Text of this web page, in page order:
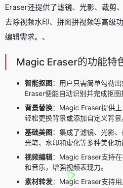
Eraser还提供了滤镜、光影、裁剪
去除视频水印、拼图拼视频等高级
编辑需求。、
Magic Eraser的功能特
智能抠图：用户只需简单勾勒
Eraser便能自动识别并完成抠图
背景替换：Magic Eraser提供
轻松更换背景或添加自定义背景
基础美图：集成了滤镜、光影
光笔、水印和虚化等多种美化功
视频编辑：Magic Eraser支持
和音乐，增强视频表现力。
素材转发：Magic Eraser支持